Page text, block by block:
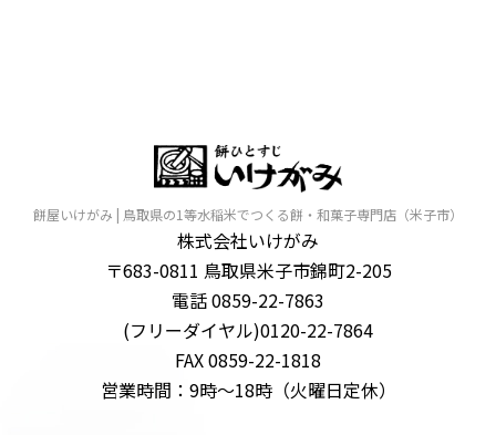
餅屋いけがみ | 鳥取県の1等水稲米でつくる餅・和菓子専門店（米子市）
株式会社いけがみ
〒683-0811 鳥取県米子市錦町2-205
電話 0859-22-7863
(フリーダイヤル)0120-22-7864
FAX 0859-22-1818
営業時間：9時～18時（火曜日定休）